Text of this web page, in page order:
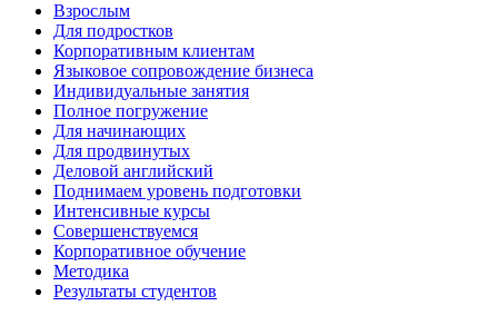
Взрослым
Для подростков
Корпоративным клиентам
Языковое сопровождение бизнеса
Индивидуальные занятия
Полное погружение
Для начинающих
Для продвинутых
Деловой английский
Поднимаем уровень подготовки
Интенсивные курсы
Совершенствуемся
Корпоративное обучение
Методика
Результаты студентов